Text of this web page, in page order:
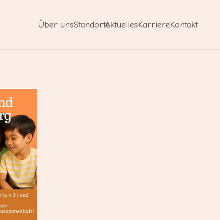
Über unsStandorteAktuellesKarriereKontakt